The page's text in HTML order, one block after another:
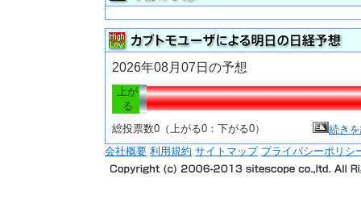
2026年08月07日の予想
上が
る
総投票数0（上がる0：下がる0）
続き
会社概要 利用規約 サイトマップ プライバシーポリシ